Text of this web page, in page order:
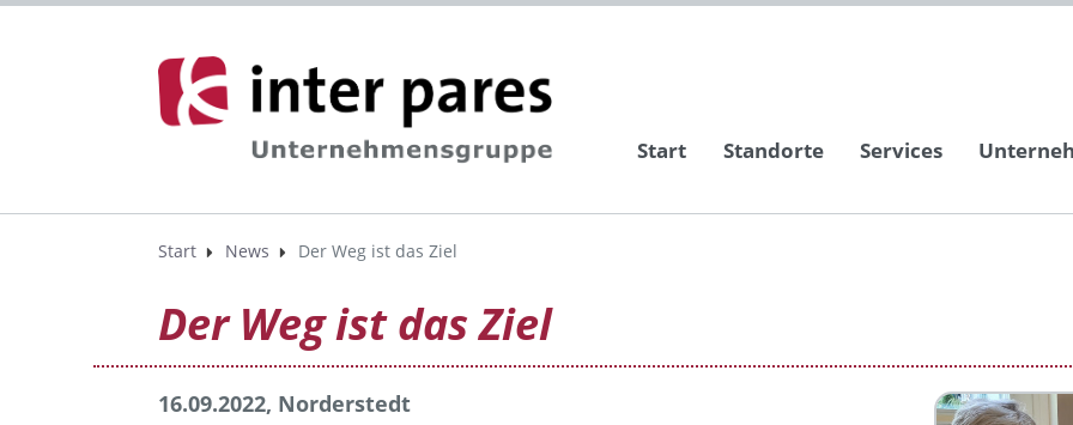
Start Standorte Services
Start News Der Weg ist das Ziel
Der Weg ist das Ziel
16.09.2022, Norderstedt